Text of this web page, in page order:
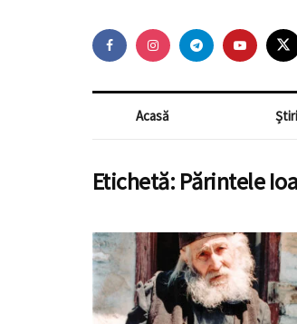
Acasă Știri
Etichetă: Părintele